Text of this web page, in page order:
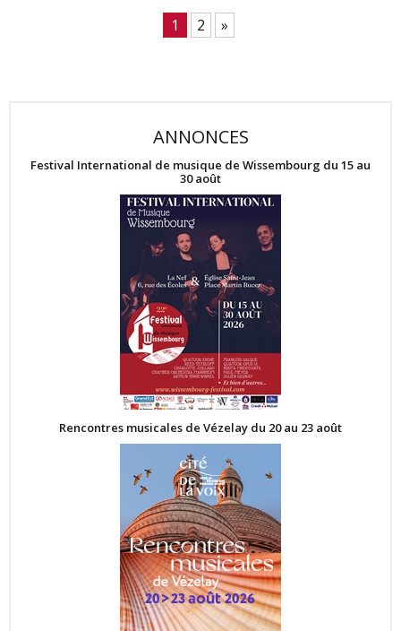
1 2 »
ANNONCES
Festival International de musique de Wissembourg du 15 au
30 août
Rencontres musicales de Vézelay du 20 au 23 août